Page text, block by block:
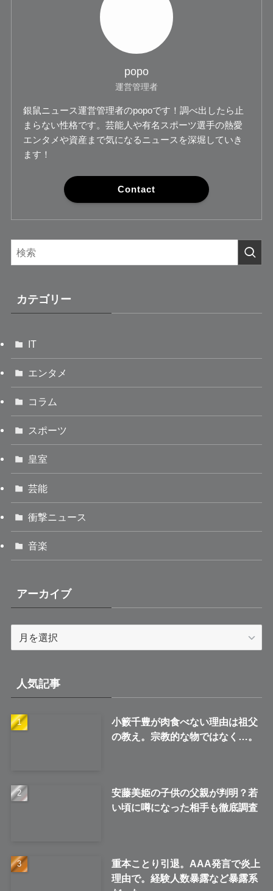
popo
運営管理者
銀鼠ニュース運営管理者のpopoです！調べ出したら止
まらない性格です。芸能人や有名スポーツ選手の熱愛
エンタメや資産まで気になるニュースを深堀していき
ます！
Contact
カテゴリー
IT
エンタメ
コラム
スポーツ
皇室
芸能
衝撃ニュース
音楽
アーカイブ
ブ
人気記事
小籔千豊が肉食べない理由は祖父
の教え。宗教的な物ではなく…。
安藤美姫の子供の父親が判明？若
い頃に噂になった相手も徹底調査
重本ことり引退。AAA発言で炎上
理由で。経験人数暴露など暴露系